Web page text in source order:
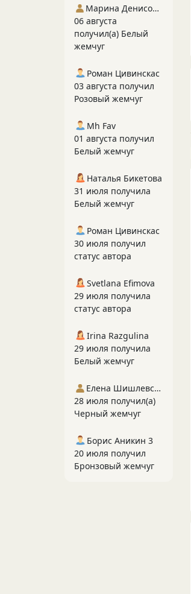
Марина Денисова 5
06 августа
получил(а) Белый
жемчуг
Роман Цивинскас
03 августа получил
Розовый жемчуг
Mh Fav
01 августа получил
Белый жемчуг
Наталья Бикетова
31 июля получила
Белый жемчуг
Роман Цивинскас
30 июля получил
статус автора
Svetlana Efimova
29 июля получила
статус автора
Irina Razgulina
29 июля получила
Белый жемчуг
Елена Шишлевская
28 июля получил(а)
Черный жемчуг
Борис Аникин 3
20 июля получил
Бронзовый жемчуг